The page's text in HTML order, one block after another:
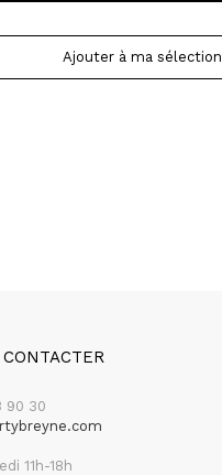
Ajouter à ma sélection
90 30
11h-18h